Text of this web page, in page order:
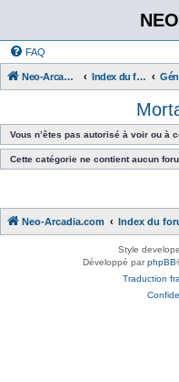
FAQ
Neo-Arcadia.com Index du forum
Vous n’êtes pas autorisé à voir ou à
Cette catégorie ne contient aucun
Neo-Arcadia.com Index du
Style
Développé parphpBB
Traduction